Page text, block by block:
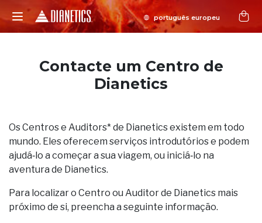
Contacte um Centro de
Dianetics
Os Centros e Auditors* de Dianetics existem em todo
mundo. Eles oferecem serviços introdutórios e podem
ajudá‑lo a começar a sua viagem, ou iniciá‑lo na
aventura de Dianetics.
Para localizar o Centro ou Auditor de Dianetics mais
próximo de si, preencha a seguinte informação.